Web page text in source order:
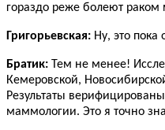
гораздо реже болеют
Григорьевская: Ну, это
Братик: Тем не менее!
Кемеровской,
Результаты
маммологии. Это я точно